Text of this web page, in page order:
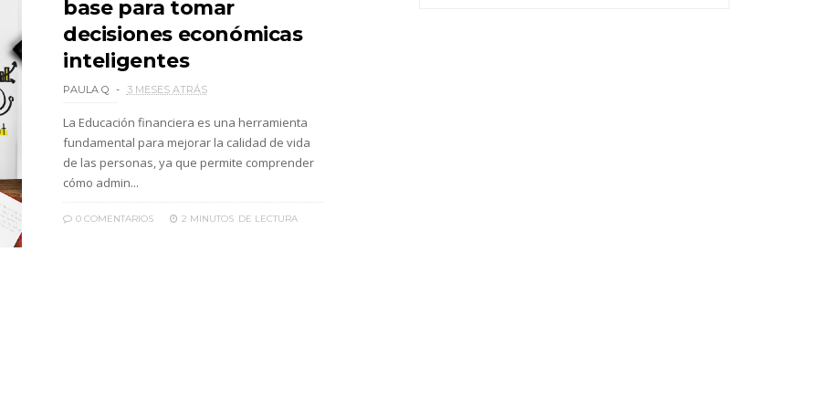
base para tomar
decisiones económicas
inteligentes
PAULA Q 3 MESES ATRÁS
La Educación financiera es una herramienta
fundamental para mejorar la calidad de vida
de las personas, ya que permite comprender
cómo admin...
0 COMENTARIOS 2 MINUTOS DE LECTURA